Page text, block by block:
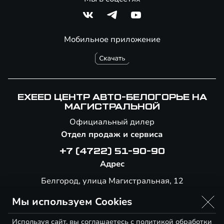
Мобильное приложение
EXEED ЦЕНТР АВТО-БЕЛОГОРЬЕ НА
МАГИСТРАЛЬНОЙ
Официальный дилер
Отдел продаж и сервиса
+7 (4722) 51-90-90
Адрес
Белгород, улица Магистральная, 12
Мы используем Cookies
Используя сайт, вы соглашаетесь с политикой обработки